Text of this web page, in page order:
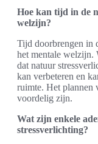
Hoe kan tijd in de
welzijn?
Tijd doorbrengen in
het mentale welzijn.
dat natuur
kan verbeteren en
ruimte. Het plannen
voordelig zijn.
Wat zijn enkele
stressverlichting?